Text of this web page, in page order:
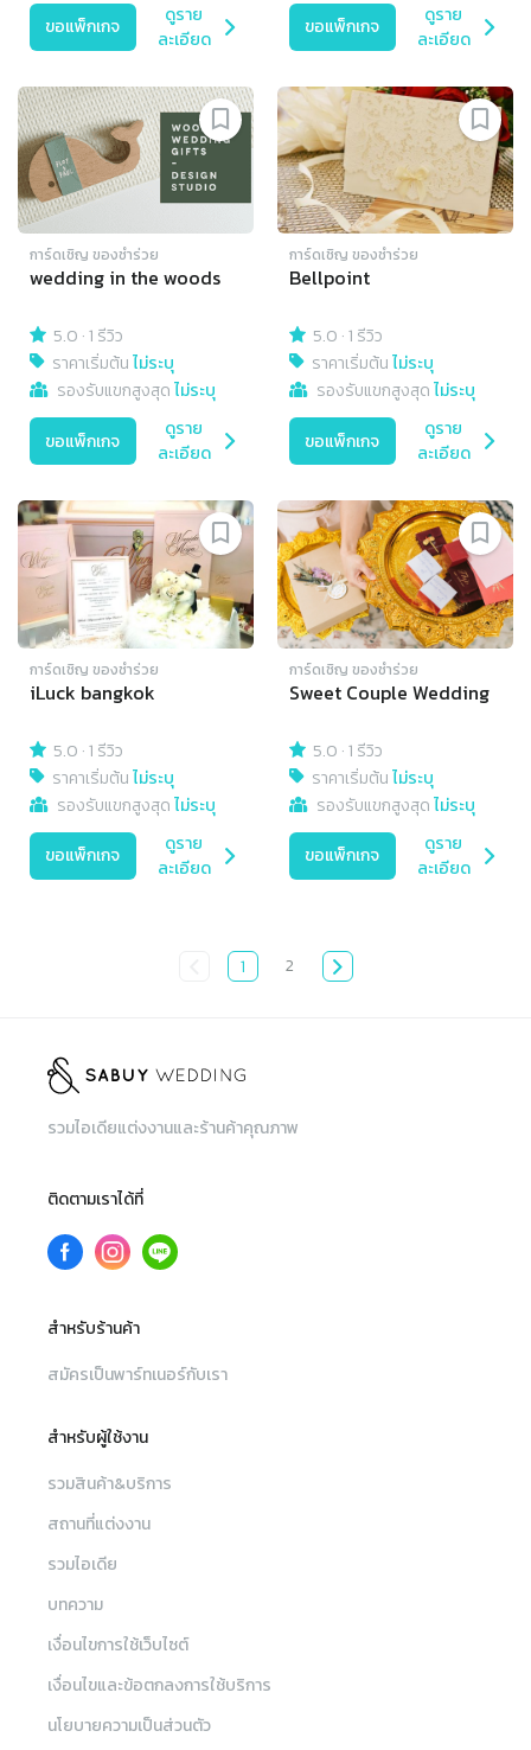
ขอแพ็กเกจ
ดูราย
ละเอียด
ขอแพ็กเกจ
ดูราย
ละเอียด
การ์ดเชิญ​ ของชำร่วย
wedding in the woods
5.0 ·1 รีวิว
ราคาเริ่มต้นไม่ระบุ
รองรับแขกสูงสุดไม่ระบุ
ขอแพ็กเกจ
ดูราย
ละเอียด
การ์ดเชิญ​ ของชำร่วย
Bellpoint
5.0 ·1 รีวิว
ราคาเริ่มต้นไม่ระบุ
รองรับแขกสูงสุดไม่ระบุ
ขอแพ็กเกจ
ดูราย
ละเอียด
การ์ดเชิญ​ ของชำร่วย
iLuck bangkok
5.0 ·1 รีวิว
ราคาเริ่มต้นไม่ระบุ
รองรับแขกสูงสุดไม่ระบุ
ขอแพ็กเกจ
ดูราย
ละเอียด
การ์ดเชิญ​ ของชำร่วย
Sweet Couple Wedding
5.0 ·1 รีวิว
ราคาเริ่มต้นไม่ระบุ
รองรับแขกสูงสุดไม่ระบุ
ขอแพ็กเกจ
ดูราย
ละเอียด
1 2
รวมไอเดียแต่งงานและร้านค้าคุณภาพ
ติดตามเราได้ที่
สำหรับร้านค้า
สมัครเป็นพาร์ทเนอร์กับเรา
สำหรับผู้ใช้งาน
รวมสินค้า&บริการ
สถานที่แต่งงาน
รวมไอเดีย
บทความ
เงื่อนไขการใช้เว็บไซต์
เงื่อนไขและข้อตกลงการใช้บริการ
นโยบายความเป็นส่วนตัว